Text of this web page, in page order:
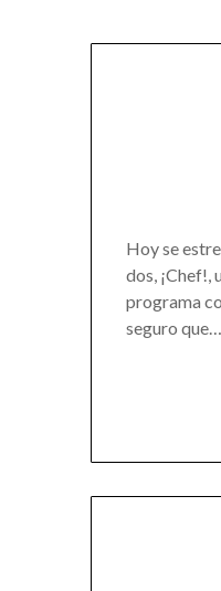
Hoy se
dos, ¡Chef!,
programa
seguro que…